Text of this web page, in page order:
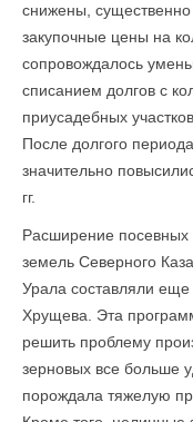
снижены,
закупочные цены на
сопровождалось
списанием долгов с
приусадебных
После долгого
значительно
гг.
Расширение
земель Северного
Урала состав­ляли
Хрущева. Эта
решить проблему
зерновых все больше
порождала тяжелую